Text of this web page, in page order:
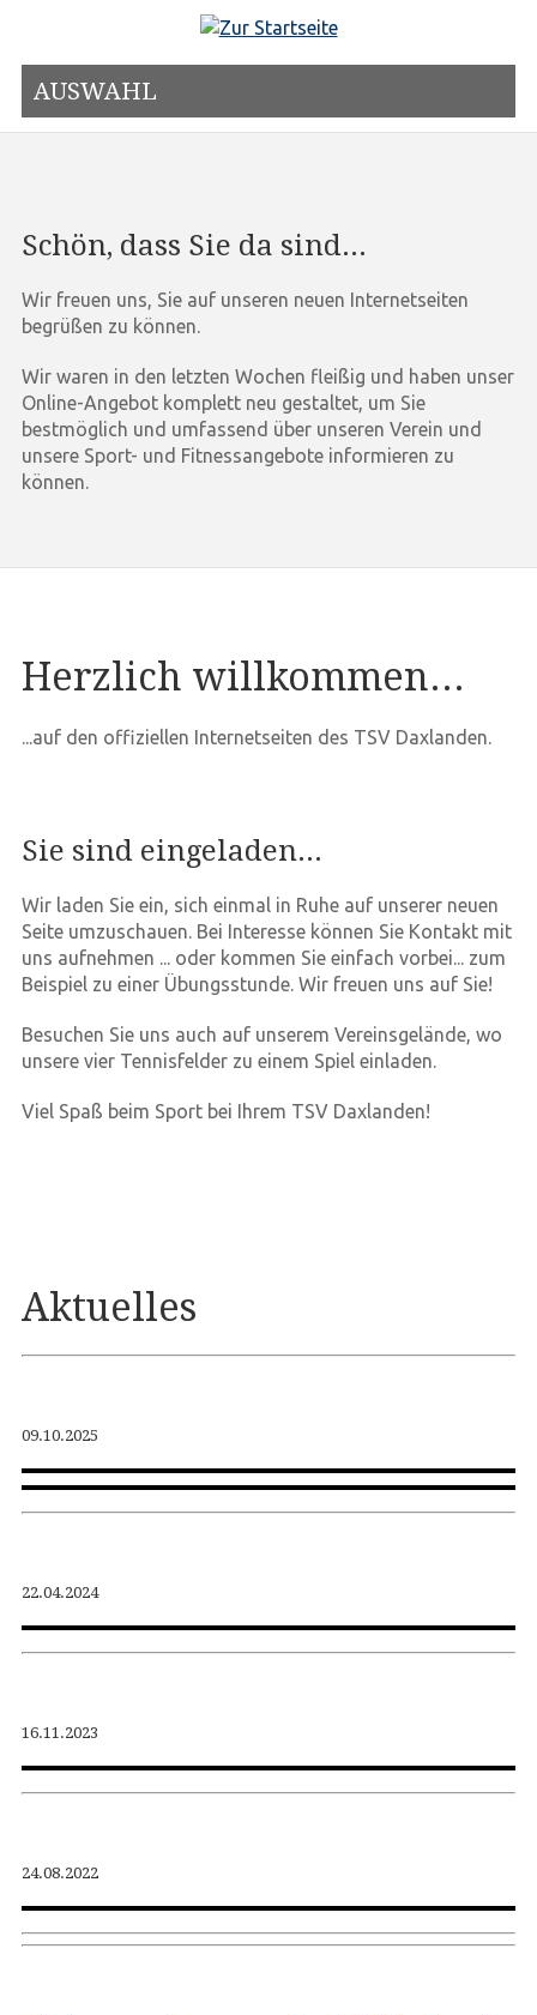
AUSWAHL
Schön, dass Sie da sind...
Wir freuen uns, Sie auf unseren neuen Internetseiten
begrüßen zu können.
Wir waren in den letzten Wochen fleißig und haben unser
Online-Angebot komplett neu gestaltet, um Sie
bestmöglich und umfassend über unseren Verein und
unsere Sport- und Fitnessangebote informieren zu
können.
Herzlich willkommen...
...auf den offiziellen Internetseiten des TSV Daxlanden.
Sie sind eingeladen...
Wir laden Sie ein, sich einmal in Ruhe auf unserer neuen
Seite umzuschauen. Bei Interesse können Sie Kontakt mit
uns aufnehmen ... oder kommen Sie einfach vorbei... zum
Beispiel zu einer Übungsstunde. Wir freuen uns auf Sie!
Besuchen Sie uns auch auf unserem Vereinsgelände, wo
unsere vier Tennisfelder zu einem Spiel einladen.
Viel Spaß beim Sport bei Ihrem TSV Daxlanden!
Aktuelles
09.10.2025
22.04.2024
16.11.2023
24.08.2022